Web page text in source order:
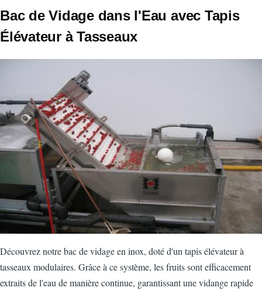
CorpsPrincipal
Bac de Vidage dans l'Eau avec Tapis
Élévateur à Tasseaux
Découvrez notre bac de vidage en inox, doté d'un tapis élévateur à
tasseaux modulaires. Grâce à ce système, les fruits sont efficacement
extraits de l'eau de manière continue, garantissant une vidange rapide